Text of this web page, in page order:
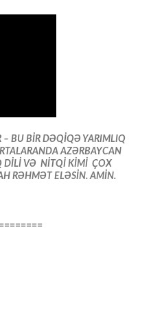
– BU BİR DƏQİQƏ YARIMLIQ
AZƏRBAYCAN
DİLİ VƏ NİTQİ KİMİ ÇOX
RƏHMƏT ELƏSİN. AMİN.